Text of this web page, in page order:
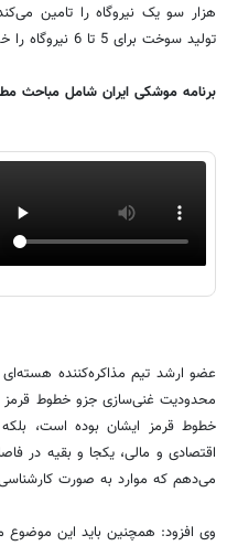
تولید سوخت برای 5 تا 6 نیروگاه را خواهیم داشت.
برنامه موشکی ایران شامل مباحث
عضو ارشد تیم مذاکره‌کننده
محدودیت غنی‌سازی جزو خطوط
خطوط قرمز ایشان بوده است،
اقتصادی و مالی، یکجا و بقیه در
می‌دهم که موارد به صورت
وی افزود: همچنین باید این موضوع